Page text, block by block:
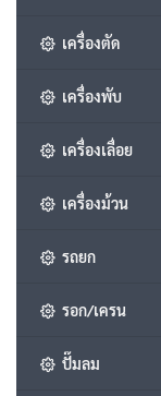
เครื่องตัด
เครื่องพับ
เครื่องเลื่อย
เครื่องม้วน
รถยก
รอก/เครน
ปั๊มลม